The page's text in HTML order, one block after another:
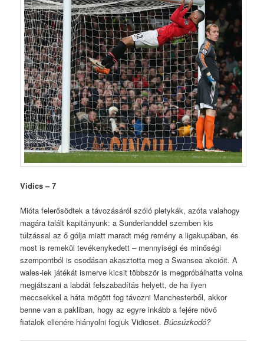
Vidics – 7
Mióta felerősödtek a távozásáról szóló pletykák, azóta valahogy
magára talált kapitányunk: a Sunderlanddel szemben kis
túlzással az ő gólja miatt maradt még remény a ligakupában, és
most is remekül tevékenykedett – mennyiségi és minőségi
szempontból is csodásan akasztotta meg a Swansea akcióit. A
wales-iek játékát ismerve kicsit többször is megpróbálhatta volna
megjátszani a labdát felszabadítás helyett, de ha ilyen
meccsekkel a háta mögött fog távozni Manchesterből, akkor
benne van a pakliban, hogy az egyre inkább a fejére növő
fiatalok ellenére hiányolni fogjuk Vidicset.Búcsúzkodó?